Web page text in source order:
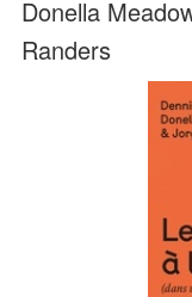
Donella
Randers